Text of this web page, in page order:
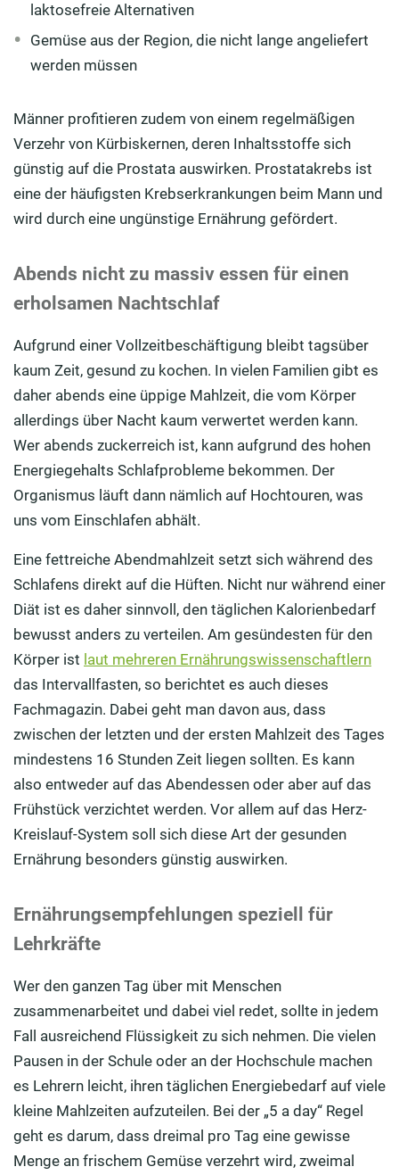
laktosefreie Alternativen
Gemüse aus der Region, die nicht lange angeliefert
werden müssen
Männer profitieren zudem von einem regelmäßigen
Verzehr von Kürbiskernen, deren Inhaltsstoffe sich
günstig auf die Prostata auswirken. Prostatakrebs ist
eine der häufigsten Krebserkrankungen beim Mann und
wird durch eine ungünstige Ernährung gefördert.
Abends nicht zu massiv essen für einen
erholsamen Nachtschlaf
Aufgrund einer Vollzeitbeschäftigung bleibt tagsüber
kaum Zeit, gesund zu kochen. In vielen Familien gibt es
daher abends eine üppige Mahlzeit, die vom Körper
allerdings über Nacht kaum verwertet werden kann.
Wer abends zuckerreich ist, kann aufgrund des hohen
Energiegehalts Schlafprobleme bekommen. Der
Organismus läuft dann nämlich auf Hochtouren, was
uns vom Einschlafen abhält.
Eine fettreiche Abendmahlzeit setzt sich während des
Schlafens direkt auf die Hüften. Nicht nur während einer
Diät ist es daher sinnvoll, den täglichen Kalorienbedarf
bewusst anders zu verteilen. Am gesündesten für den
Körper ist laut mehreren Ernährungswissenschaftlern
das Intervallfasten, so berichtet es auch dieses
Fachmagazin. Dabei geht man davon aus, dass
zwischen der letzten und der ersten Mahlzeit des Tages
mindestens 16 Stunden Zeit liegen sollten. Es kann
also entweder auf das Abendessen oder aber auf das
Frühstück verzichtet werden. Vor allem auf das Herz-
Kreislauf-System soll sich diese Art der gesunden
Ernährung besonders günstig auswirken.
Ernährungsempfehlungen speziell für
Lehrkräfte
Wer den ganzen Tag über mit Menschen
zusammenarbeitet und dabei viel redet, sollte in jedem
Fall ausreichend Flüssigkeit zu sich nehmen. Die vielen
Pausen in der Schule oder an der Hochschule machen
es Lehrern leicht, ihren täglichen Energiebedarf auf viele
kleine Mahlzeiten aufzuteilen. Bei der „5 a day“ Regel
geht es darum, dass dreimal pro Tag eine gewisse
Menge an frischem Gemüse verzehrt wird, zweimal